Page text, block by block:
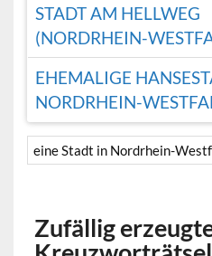
STADT AM HELLWEG
(NORDRHEIN-
EHEMALIGE
NORDRHEIN-
eine Stadt in Nordrhein-
Zufällig